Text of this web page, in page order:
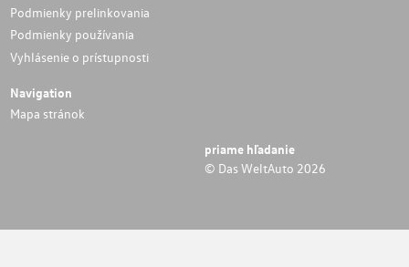
Podmienky prelinkovania
Podmienky používania
Vyhlásenie o prístupnosti
Navigation
Mapa stránok
priame hľadanie
© Das WeltAuto 2026